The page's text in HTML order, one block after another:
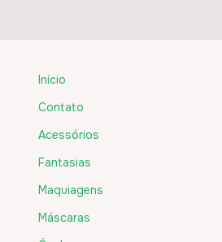
Início
Contato
Acessórios
Fantasias
Maquiagens
Máscaras